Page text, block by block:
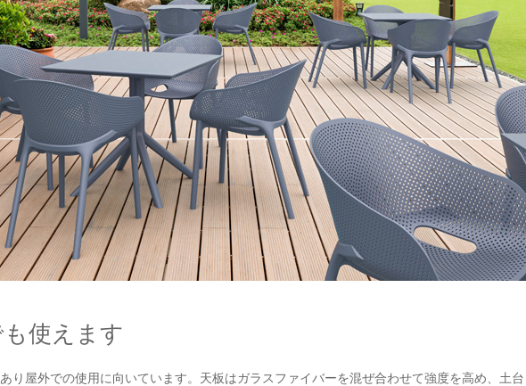
使えます
り屋外での使用に向いています。天板はガラスファイバーを混ぜ合わせて強度を高め、土台